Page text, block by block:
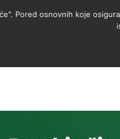
Pored osnovnih koje